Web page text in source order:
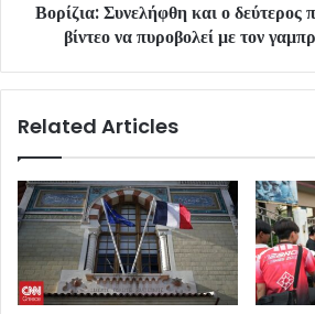
Βορίζια: Συνελήφθη και ο δεύτερος
βίντεο να πυροβολεί με τον
Related Articles